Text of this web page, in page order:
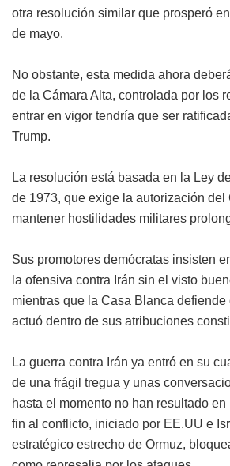
otra resolución similar que prosperó
de mayo.
No obstante, esta medida ahora
de la Cámara Alta, controlada por los
entrar en vigor tendría que ser
Trump.
La resolución está basada en la Ley
de 1973, que exige la autorización del
mantener hostilidades militares
Sus promotores demócratas insisten
la ofensiva contra Irán sin el visto
mientras que la Casa Blanca
actuó dentro de sus atribuciones
La guerra contra Irán ya entró en su
de una frágil tregua y unas
hasta el momento no han resultado
fin al conflicto, iniciado por EE.UU e
estratégico estrecho de Ormuz,